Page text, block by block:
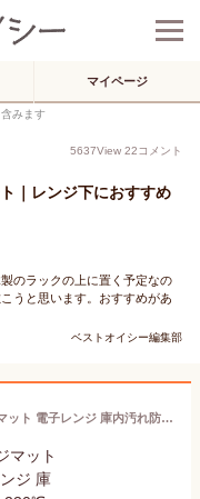
マイページ
みます
5637View 22コメント
｜レンジ下におすすめ
のラックの上に置く予定なの
うと思います。おすすめがあ
ベストオイシー編集部
Magicfour 電子レンジマット シリコンマット 電子レンジ 庫内汚れ防止シート 耐熱 230℃ 耐冷 滑り止め 傷防止マット 洗える 掃除簡単 電子レンジ 下敷きランチョンマット キッチン 28.5×31cm